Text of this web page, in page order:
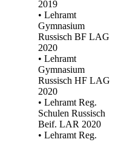
2019
• Lehramt
Gymnasium
Russisch BF LAG
2020
• Lehramt
Gymnasium
Russisch HF LAG
2020
• Lehramt Reg.
Schulen Russisch
Beif. LAR 2020
• Lehramt Reg.